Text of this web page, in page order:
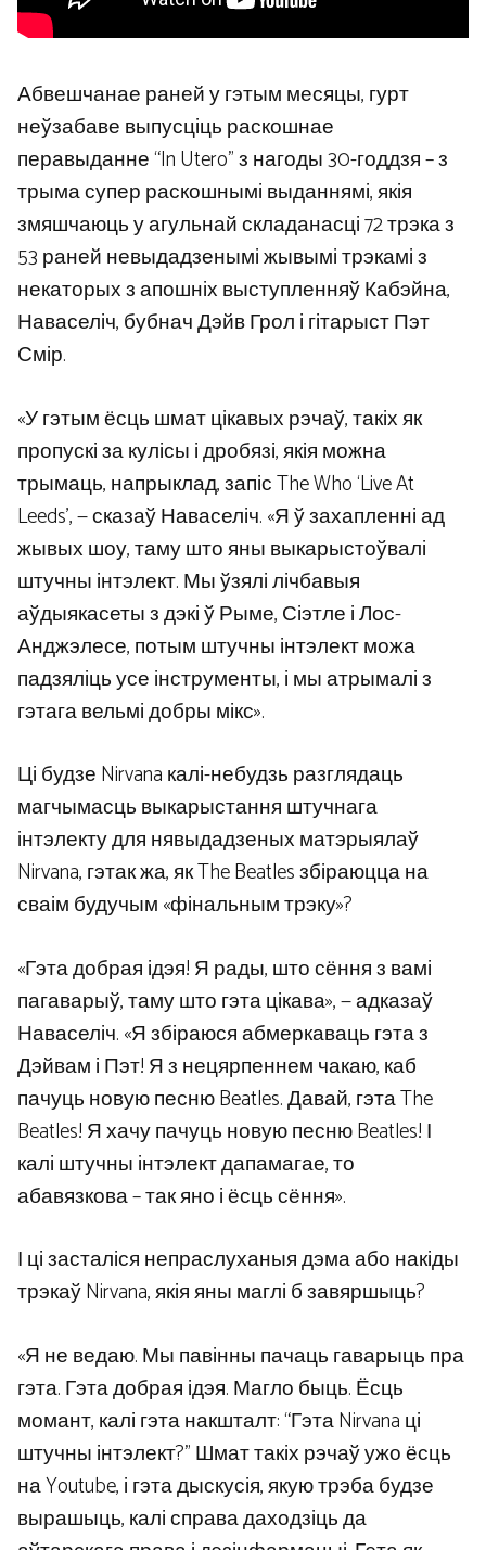
Абвешчанае раней у гэтым месяцы, гурт
неўзабаве выпусціць раскошнае
перавыданне “In Utero” з нагоды 30-годдзя – з
трыма супер раскошнымі выданнямі, якія
змяшчаюць у агульнай складанасці 72 трэка з
53 раней невыдадзенымі жывымі трэкамі з
некаторых з апошніх выступленняў Кабэйна,
Наваселіч, бубнач Дэйв Грол і гітарыст Пэт
Смір.
«У гэтым ёсць шмат цікавых рэчаў, такіх як
пропускі за кулісы і дробязі, якія можна
трымаць, напрыклад, запіс The Who ‘Live At
Leeds’, — сказаў Наваселіч. «Я ў захапленні ад
жывых шоу, таму што яны выкарыстоўвалі
штучны інтэлект. Мы ўзялі лічбавыя
аўдыякасеты з дэкі ў Рыме, Сіэтле і Лос-
Анджэлесе, потым штучны інтэлект можа
падзяліць усе інструменты, і мы атрымалі з
гэтага вельмі добры мікс».
Ці будзе Nirvana калі-небудзь разглядаць
магчымасць выкарыстання штучнага
інтэлекту для нявыдадзеных матэрыялаў
Nirvana, гэтак жа, як The Beatles збіраюцца на
сваім будучым «фінальным трэку»?
«Гэта добрая ідэя! Я рады, што сёння з вамі
пагаварыў, таму што гэта цікава», — адказаў
Наваселіч. «Я збіраюся абмеркаваць гэта з
Дэйвам і Пэт! Я з нецярпеннем чакаю, каб
пачуць новую песню Beatles. Давай, гэта The
Beatles! Я хачу пачуць новую песню Beatles! І
калі штучны інтэлект дапамагае, то
абавязкова – так яно і ёсць сёння».
І ці засталіся непраслуханыя дэма або накіды
трэкаў Nirvana, якія яны маглі б завяршыць?
«Я не ведаю. Мы павінны пачаць гаварыць пра
гэта. Гэта добрая ідэя. Магло быць. Ёсць
момант, калі гэта накшталт: “Гэта Nirvana ці
штучны інтэлект?” Шмат такіх рэчаў ужо ёсць
на Youtube, і гэта дыскусія, якую трэба будзе
вырашыць, калі справа даходзіць да